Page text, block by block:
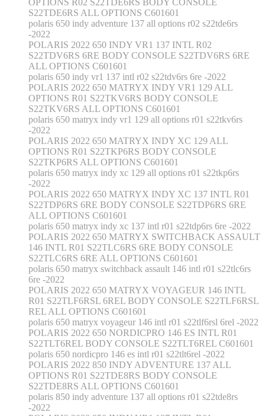
S22TDE6RS ALL OPTIONS C601601
polaris 650 indy adventure 137 all options r02 s22tde6rs
-2022
POLARIS 2022 650 INDY VR1 137 INTL R02
S22TDV6RS 6RE BODY CONSOLE S22TDV6RS 6RE
ALL OPTIONS C601601
polaris 650 indy vr1 137 intl r02 s22tdv6rs 6re -2022
POLARIS 2022 650 MATRYX INDY VR1 129 ALL
OPTIONS R01 S22TKV6RS BODY CONSOLE
S22TKV6RS ALL OPTIONS C601601
polaris 650 matryx indy vr1 129 all options r01 s22tkv6rs
-2022
POLARIS 2022 650 MATRYX INDY XC 129 ALL
OPTIONS R01 S22TKP6RS BODY CONSOLE
S22TKP6RS ALL OPTIONS C601601
polaris 650 matryx indy xc 129 all options r01 s22tkp6rs
-2022
POLARIS 2022 650 MATRYX INDY XC 137 INTL R01
S22TDP6RS 6RE BODY CONSOLE S22TDP6RS 6RE
ALL OPTIONS C601601
polaris 650 matryx indy xc 137 intl r01 s22tdp6rs 6re -2022
POLARIS 2022 650 MATRYX SWITCHBACK ASSAULT
146 INTL R01 S22TLC6RS 6RE BODY CONSOLE
S22TLC6RS 6RE ALL OPTIONS C601601
polaris 650 matryx switchback assault 146 intl r01 s22tlc6rs
6re -2022
POLARIS 2022 650 MATRYX VOYAGEUR 146 INTL
R01 S22TLF6RSL 6REL BODY CONSOLE S22TLF6RSL
REL ALL OPTIONS C601601
polaris 650 matryx voyageur 146 intl r01 s22tlf6rsl 6rel -2022
POLARIS 2022 650 NORDICPRO 146 ES INTL R01
S22TLT6REL BODY CONSOLE S22TLT6REL C601601
polaris 650 nordicpro 146 es intl r01 s22tlt6rel -2022
POLARIS 2022 850 INDY ADVENTURE 137 ALL
OPTIONS R01 S22TDE8RS BODY CONSOLE
S22TDE8RS ALL OPTIONS C601601
polaris 850 indy adventure 137 all options r01 s22tde8rs
-2022